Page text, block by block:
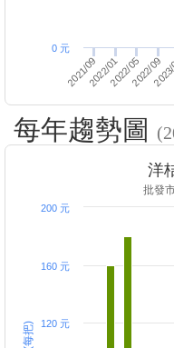
2022/01
2021/09 2022/052022/09
0 元
每年趨勢圖
洋
批發
120 元
160 元
200 元